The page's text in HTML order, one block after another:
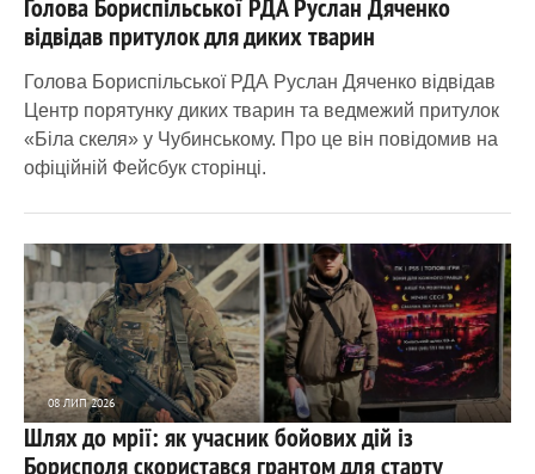
Голова Бориспільської РДА Руслан Дяченко
відвідав притулок для диких тварин
Голова Бориспільської РДА Руслан Дяченко відвідав
Центр порятунку диких тварин та ведмежий притулок
«Біла скеля» у Чубинському. Про це він повідомив на
офіційній Фейсбук сторінці.
08 ЛИП 2026
4 830 0
Шлях до мрії: як учасник бойових дій із
Борисполя скористався грантом для старту